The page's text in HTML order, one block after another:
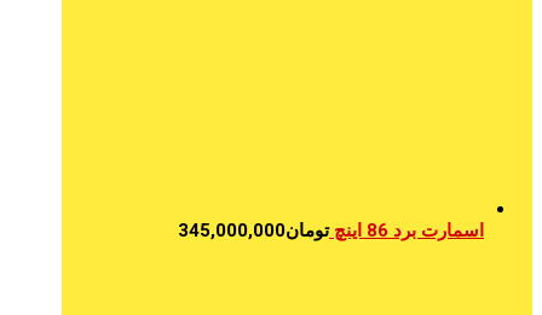
اسمارت برد 86 اینچ تومان345,000,000